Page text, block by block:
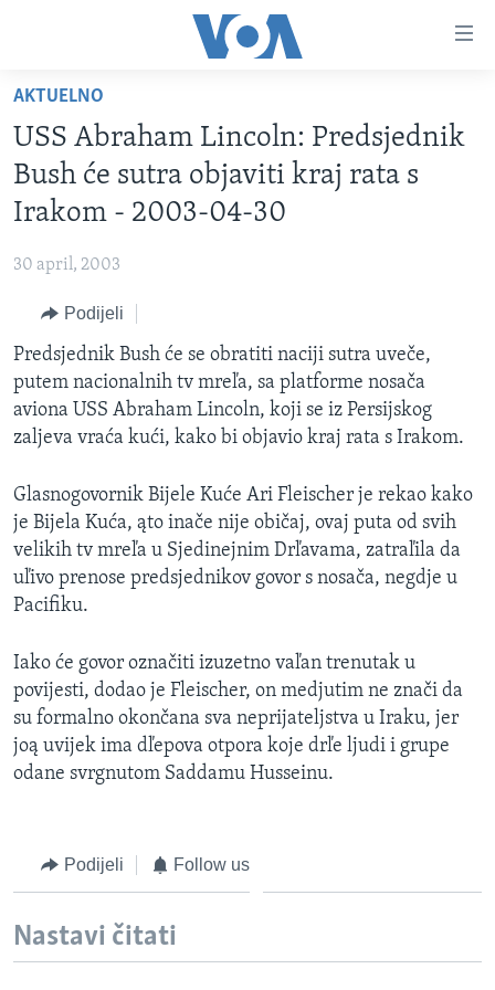
glavni
sadržaj
Pređi
na
glavnu
Idi
pretragu
TV PROGRAM
VIDEO
FOTOGRAFIJE DANA
SJEDINJENE AMERIČKE DRŽAVE
BOSNA I HERCEGOVINA
SVIJET
NAUKA I TEHNOLOGIJA
SPECIJALNI PROJEKTI
KORUPCIJA
SLOBODA MEDIJA
ŽENSKA STRANA
MAGAZIN
O GLASU AMERIKE
Learning English
PRATITE NAS
Jezici
AKTUELNO
USS Abraham Lincoln: Predsjednik
Bush će sutra objaviti kraj rata s
Irakom - 2003-04-30
30 april, 2003
Podijeli
Predsjednik Bush će se obratiti naciji sutra uveče,
putem nacionalnih tv mreľa, sa platforme nosača
aviona USS Abraham Lincoln, koji se iz Persijskog
zaljeva vraća kući, kako bi objavio kraj rata s Irakom.
Glasnogovornik Bijele Kuće Ari Fleischer je rekao kako
je Bijela Kuća, ąto inače nije običaj, ovaj puta od svih
velikih tv mreľa u Sjedinejnim Drľavama, zatraľila da
uľivo prenose predsjednikov govor s nosača, negdje u
Pacifiku.
Iako će govor označiti izuzetno vaľan trenutak u
povijesti, dodao je Fleischer, on medjutim ne znači da
su formalno okončana sva neprijateljstva u Iraku, jer
joą uvijek ima dľepova otpora koje drľe ljudi i grupe
odane svrgnutom Saddamu Husseinu.
Podijeli Follow us
Nastavi čitati